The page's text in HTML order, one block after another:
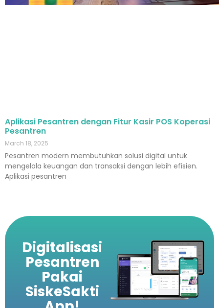
Aplikasi Pesantren dengan Fitur Kasir POS Koperasi
Pesantren
March 18, 2025
Pesantren modern membutuhkan solusi digital untuk
mengelola keuangan dan transaksi dengan lebih efisien.
Aplikasi pesantren
Digitalisasi
Pesantren
Pakai
SiskeSakti